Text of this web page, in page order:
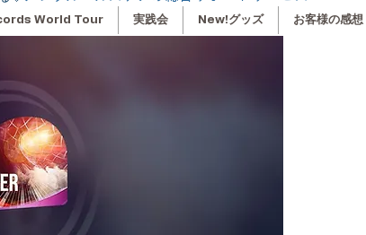
World Tour 実践会 New!グッズ お客様の感想